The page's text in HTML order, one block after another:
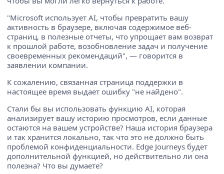
"Microsoft использует AI, чтобы превратить вашу
активность в браузере, включая содержимое веб-
страниц, в полезные отчеты, что упрощает вам возврат
к прошлой работе, возобновление задач и получение
своевременных рекомендаций", — говорится в
заявлении компании.
К сожалению, связанная страница поддержки в
настоящее время выдает ошибку "не найдено".
Стали бы вы использовать функцию AI, которая
анализирует вашу историю просмотров, если данные
остаются на вашем устройстве? Наша история браузера
и так хранится локально, так что это не должно быть
проблемой конфиденциальности. Edge Journeys будет
дополнительной функцией, но действительно ли она
полезна? Что вы думаете?